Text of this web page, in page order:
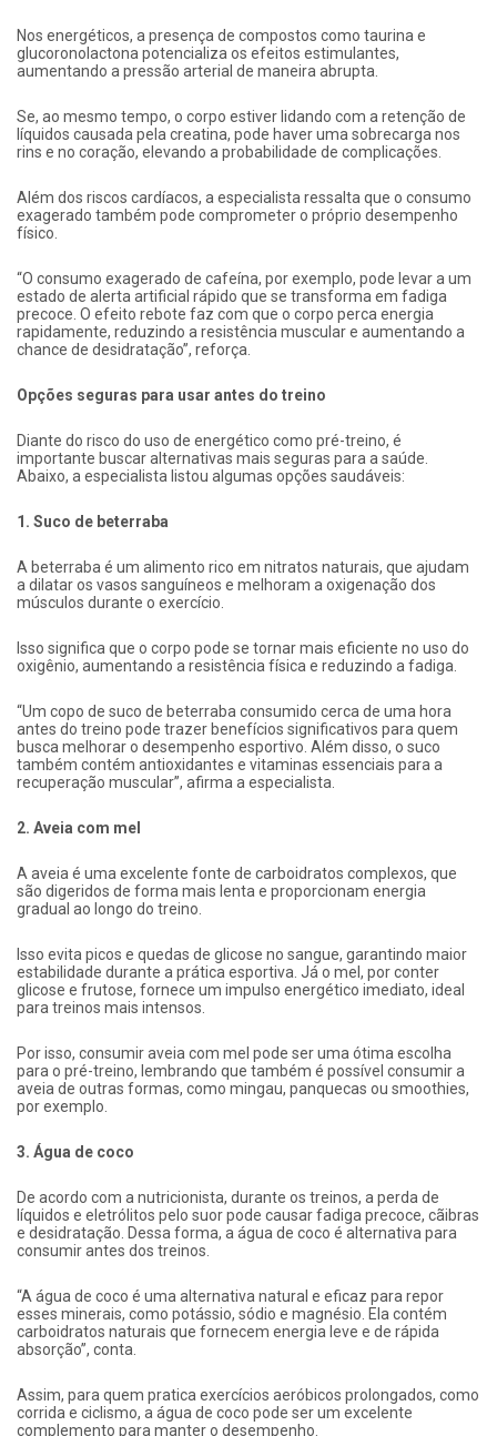
Nos energéticos, a presença de compostos como taurina e
glucoronolactona potencializa os efeitos estimulantes,
aumentando a pressão arterial de maneira abrupta.
Se, ao mesmo tempo, o corpo estiver lidando com a retenção de
líquidos causada pela creatina, pode haver uma sobrecarga nos
rins e no coração, elevando a probabilidade de complicações.
Além dos riscos cardíacos, a especialista ressalta que o consumo
exagerado também pode comprometer o próprio desempenho
físico.
“O consumo exagerado de cafeína, por exemplo, pode levar a um
estado de alerta artificial rápido que se transforma em fadiga
precoce. O efeito rebote faz com que o corpo perca energia
rapidamente, reduzindo a resistência muscular e aumentando a
chance de desidratação”, reforça.
Opções seguras para usar antes do treino
Diante do risco do uso de energético como pré-treino, é
importante buscar alternativas mais seguras para a saúde.
Abaixo, a especialista listou algumas opções saudáveis:
1. Suco de beterraba
A beterraba é um alimento rico em nitratos naturais, que ajudam
a dilatar os vasos sanguíneos e melhoram a oxigenação dos
músculos durante o exercício.
Isso significa que o corpo pode se tornar mais eficiente no uso do
oxigênio, aumentando a resistência física e reduzindo a fadiga.
“Um copo de suco de beterraba consumido cerca de uma hora
antes do treino pode trazer benefícios significativos para quem
busca melhorar o desempenho esportivo. Além disso, o suco
também contém antioxidantes e vitaminas essenciais para a
recuperação muscular”, afirma a especialista.
2. Aveia com mel
A aveia é uma excelente fonte de carboidratos complexos, que
são digeridos de forma mais lenta e proporcionam energia
gradual ao longo do treino.
Isso evita picos e quedas de glicose no sangue, garantindo maior
estabilidade durante a prática esportiva. Já o mel, por conter
glicose e frutose, fornece um impulso energético imediato, ideal
para treinos mais intensos.
Por isso, consumir aveia com mel pode ser uma ótima escolha
para o pré-treino, lembrando que também é possível consumir a
aveia de outras formas, como mingau, panquecas ou smoothies,
por exemplo.
3. Água de coco
De acordo com a nutricionista, durante os treinos, a perda de
líquidos e eletrólitos pelo suor pode causar fadiga precoce, cãibras
e desidratação. Dessa forma, a água de coco é alternativa para
consumir antes dos treinos.
“A água de coco é uma alternativa natural e eficaz para repor
esses minerais, como potássio, sódio e magnésio. Ela contém
carboidratos naturais que fornecem energia leve e de rápida
absorção”, conta.
Assim, para quem pratica exercícios aeróbicos prolongados, como
corrida e ciclismo, a água de coco pode ser um excelente
complemento para manter o desempenho.